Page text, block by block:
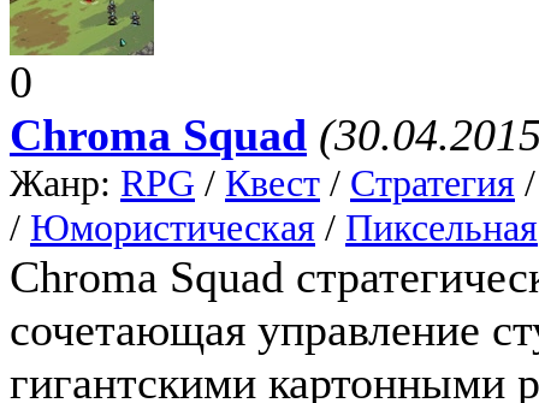
0
Chroma Squad
Жанр: RPG / Квест / Стратегия
/ Юмористическая / Пиксельная
Chroma Squad
сочетающая управление
гигантскими картонными